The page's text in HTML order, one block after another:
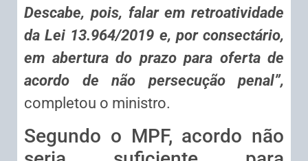
Descabe, pois, falar em retroatividade
da Lei 13.964/2019 e, por consectário,
em abertura do prazo para oferta de
acordo de não persecução penal”,
completou o ministro.
Segundo o MPF, acordo não